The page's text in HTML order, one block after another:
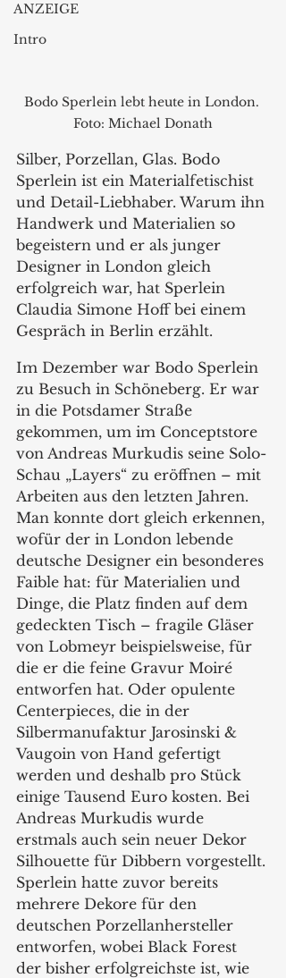
ANZEIGE
Intro
Bodo Sperlein lebt heute in London.
Foto: Michael Donath
Silber, Porzellan, Glas. Bodo
Sperlein ist ein Materialfetischist
und Detail-Liebhaber. Warum ihn
Handwerk und Materialien so
begeistern und er als junger
Designer in London gleich
erfolgreich war, hat Sperlein
Claudia Simone Hoff bei einem
Gespräch in Berlin erzählt.
Im Dezember war Bodo Sperlein
zu Besuch in Schöneberg. Er war
in die Potsdamer Straße
gekommen, um im Conceptstore
von Andreas Murkudis seine Solo-
Schau „Layers“ zu eröffnen – mit
Arbeiten aus den letzten Jahren.
Man konnte dort gleich erkennen,
wofür der in London lebende
deutsche Designer ein besonderes
Faible hat: für Materialien und
Dinge, die Platz finden auf dem
gedeckten Tisch – fragile Gläser
von Lobmeyr beispielsweise, für
die er die feine Gravur Moiré
entworfen hat. Oder opulente
Centerpieces, die in der
Silbermanufaktur Jarosinski &
Vaugoin von Hand gefertigt
werden und deshalb pro Stück
einige Tausend Euro kosten. Bei
Andreas Murkudis wurde
erstmals auch sein neuer Dekor
Silhouette für Dibbern vorgestellt.
Sperlein hatte zuvor bereits
mehrere Dekore für den
deutschen Porzellanhersteller
entworfen, wobei Black Forest
der bisher erfolgreichste ist, wie